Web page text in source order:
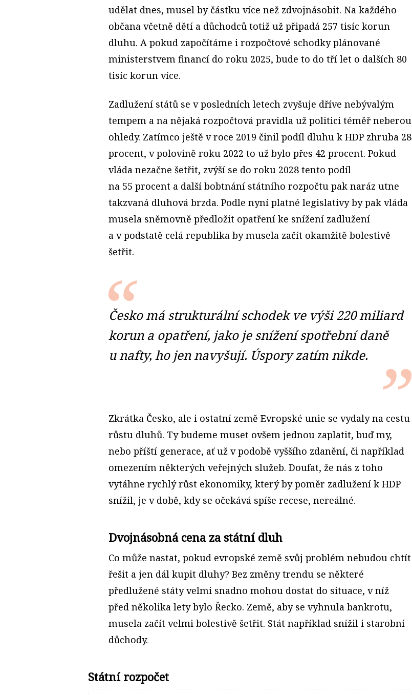
udělat dnes, musel by částku více než zdvojnásobit. Na každého
občana včetně dětí a důchodců totiž už připadá 257 tisíc korun
dluhu. A pokud započítáme i rozpočtové schodky plánované
ministerstvem financí do roku 2025, bude to do tří let o dalších 80
tisíc korun více.
Zadlužení států se v posledních letech zvyšuje dříve nebývalým
tempem a na nějaká rozpočtová pravidla už politici téměř neberou
ohledy. Zatímco ještě v roce 2019 činil podíl dluhu k HDP zhruba 28
procent, v polovině roku 2022 to už bylo přes 42 procent. Pokud
vláda nezačne šetřit, zvýší se do roku 2028 tento podíl
na 55 procent a další bobtnání státního rozpočtu pak naráz utne
takzvaná dluhová brzda. Podle nyní platné legislativy by pak vláda
musela sněmovně předložit opatření ke snížení zadlužení
a v podstatě celá republika by musela začít okamžitě bolestivě
šetřit.
Česko má strukturální schodek ve výši 220 miliard
korun a opatření, jako je snížení spotřební daně
u nafty, ho jen navyšují. Úspory zatím nikde.
Zkrátka Česko, ale i ostatní země Evropské unie se vydaly na cestu
růstu dluhů. Ty budeme muset ovšem jednou zaplatit, buď my,
nebo příští generace, ať už v podobě vyššího zdanění, či například
omezením některých veřejných služeb. Doufat, že nás z toho
vytáhne rychlý růst ekonomiky, který by poměr zadlužení k HDP
snížil, je v době, kdy se očekává spíše recese, nereálné.
Dvojnásobná cena za státní dluh
Co může nastat, pokud evropské země svůj problém nebudou chtít
řešit a jen dál kupit dluhy? Bez změny trendu se některé
předlužené státy velmi snadno mohou dostat do situace, v níž
před několika lety bylo Řecko. Země, aby se vyhnula bankrotu,
musela začít velmi bolestivě šetřit. Stát například snížil i starobní
důchody.
Státní rozpočet